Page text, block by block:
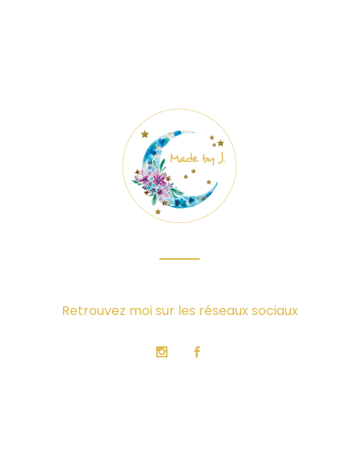
Retrouvez moi sur les réseaux sociaux